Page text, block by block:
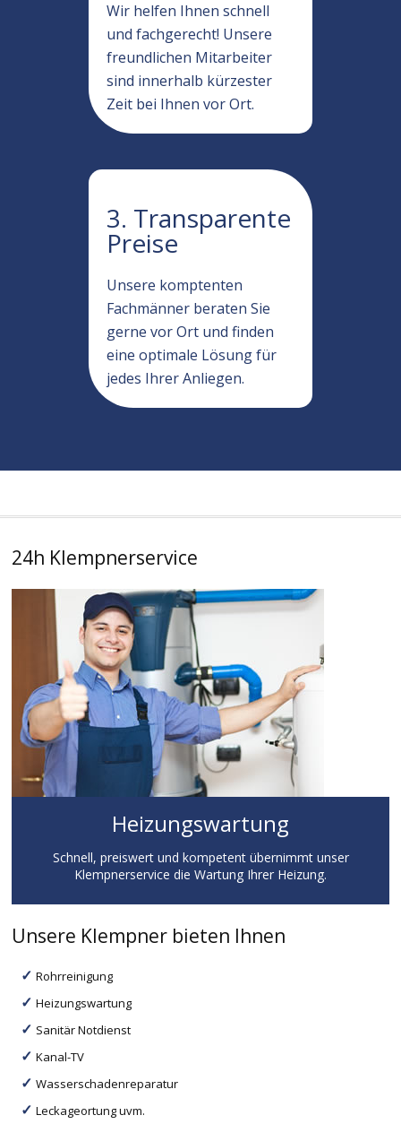
Wir helfen Ihnen schnell
und fachgerecht! Unsere
freundlichen Mitarbeiter
sind innerhalb kürzester
Zeit bei Ihnen vor Ort.
3. Transparente
Preise
Unsere komptenten
Fachmänner beraten Sie
gerne vor Ort und finden
eine optimale Lösung für
jedes Ihrer Anliegen.
24h Klempnerservice
Heizungswartung
Schnell, preiswert und kompetent übernimmt unser
Klempnerservice die Wartung Ihrer Heizung.
Unsere Klempner bieten Ihnen
Rohrreinigung
Heizungswartung
Sanitär Notdienst
Kanal-TV
Wasserschadenreparatur
Leckageortung uvm.